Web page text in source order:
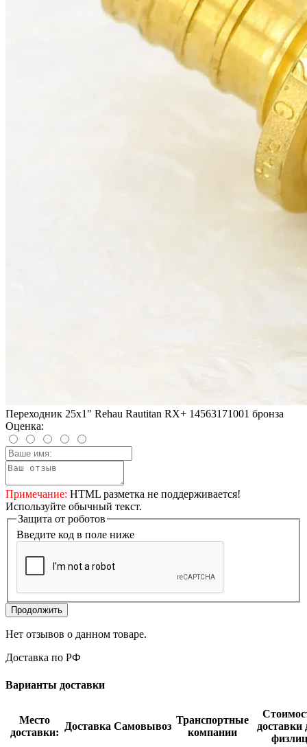
Переходник 25x1" Rehau Rautitan RX+ 14563171001 бронза
Оценка:
Примечание: HTML разметка не поддерживается!
Используйте обычный текст.
Защита от роботов
Введите код в поле ниже
Продолжить
Нет отзывов о данном товаре.
Доставка по РФ
Варианты доставки
Место
доставки:
Доставка Самовывоз
Транспортные
компании
доставки
физлиц